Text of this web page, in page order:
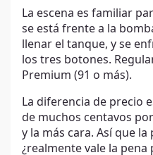
La escena es familiar
se está frente a la
llenar el tanque, y se
los tres botones.
Premium (91 o más).
La diferencia de precio
de muchos centavos
y la más cara. Así que
¿realmente vale la pena